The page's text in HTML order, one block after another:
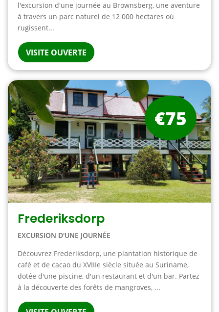
l'excursion d'une journée au Brownsberg, une aventure
à travers un parc naturel de 12 000 hectares où
rugissent...
VISITE OUVERTE
Frederiksdorp
EXCURSION D'UNE JOURNÉE
Découvrez Frederiksdorp, une plantation historique de
café et de cacao du XVIIIe siècle située au Suriname,
dotée d'une piscine, d'un restaurant et d'un bar. Partez
à la découverte des forêts de mangroves, ...
€75